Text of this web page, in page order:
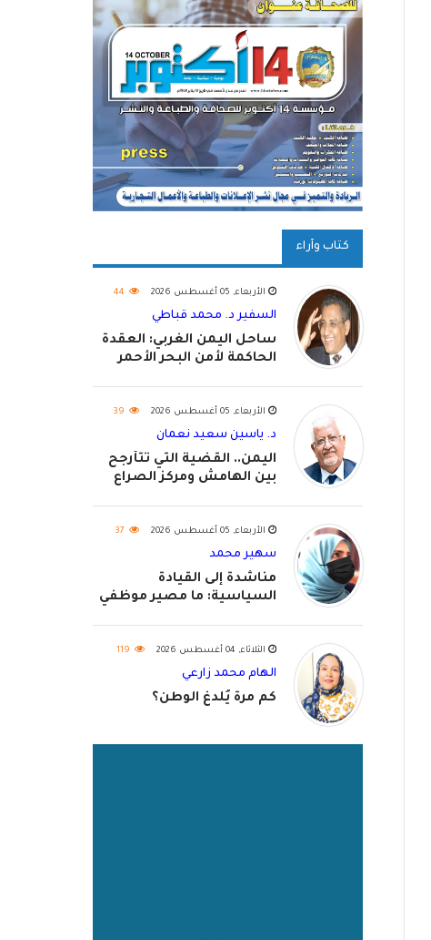
كتاب وآراء
الأربعاء, 05 أغسطس 2026 44
السفير د. محمد قباطي
ساحل اليمن الغربي: العقدة
الحاكمة لأمن البحر الأحمر
الأربعاء, 05 أغسطس 2026 39
د. ياسين سعيد نعمان
اليمن.. القضية التي تتأرجح
بين الهامش ومركز الصراع
الأربعاء, 05 أغسطس 2026 37
سهير محمد
مناشدة إلى القيادة
السياسية: ما مصير موظفي
الثلاثاء, 04 أغسطس 2026 119
الهام محمد زارعي
كم مرة يُلدغ الوطن؟